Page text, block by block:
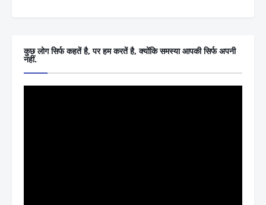
कुछ लोग सिर्फ कहतें है, पर हम करतें है, क्योंकि समस्या आपकी सिर्फ अपनी
नहीं.